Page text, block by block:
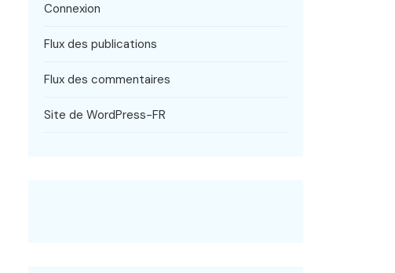
Connexion
Flux des publications
Flux des commentaires
Site de WordPress-FR